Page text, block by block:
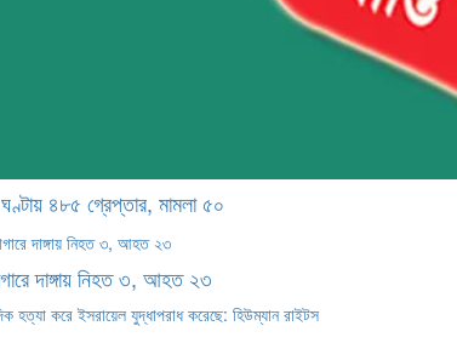
৪৮৫ গ্রেপ্তার, মামলা ৫০
দাঙ্গায় নিহত ৩, আহত ২৩